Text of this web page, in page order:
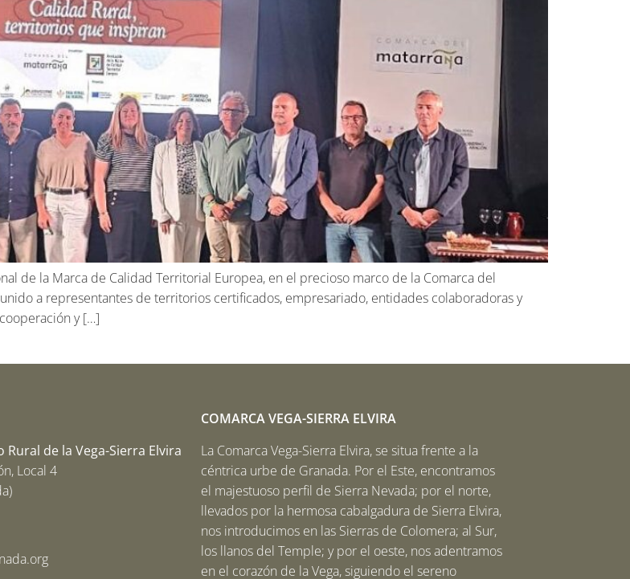
de la Marca de Calidad Territorial Europea, en el precioso marco de la Comarca del
a representantes de territorios certificados, empresariado, entidades colaboradoras y
y […]
de la Vega-Sierra Elvira
Local 4
COMARCA VEGA-SIERRA ELVIRA
La Comarca Vega-Sierra Elvira, se situa frente a la
céntrica urbe de Granada. Por el Este, encontramos
el majestuoso perfil de Sierra Nevada; por el norte,
llevados por la hermosa cabalgadura de Sierra Elvira,
nos introducimos en las Sierras de Colomera; al Sur,
los llanos del Temple; y por el oeste, nos adentramos
en el corazón de la Vega, siguiendo el sereno